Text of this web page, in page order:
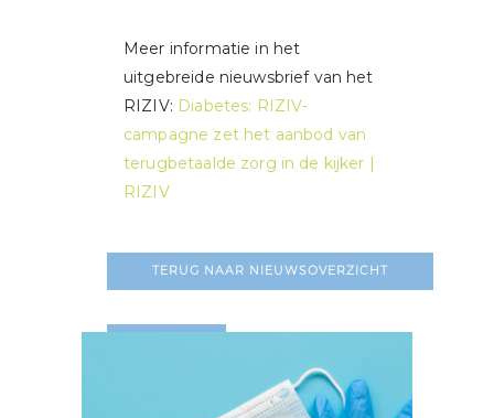
Meer informatie in het
uitgebreide nieuwsbrief van het
RIZIV: Diabetes: RIZIV-
campagne zet het aanbod van
terugbetaalde zorg in de kijker |
RIZIV
TERUG NAAR NIEUWSOVERZICHT